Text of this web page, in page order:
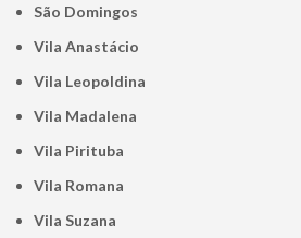
São Domingos
Vila Anastácio
Vila Leopoldina
Vila Madalena
Vila Pirituba
Vila Romana
Vila Suzana